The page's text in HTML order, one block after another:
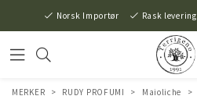
Norsk Importør Rask levering
MERKER > RUDY PROFUMI > Maioliche >